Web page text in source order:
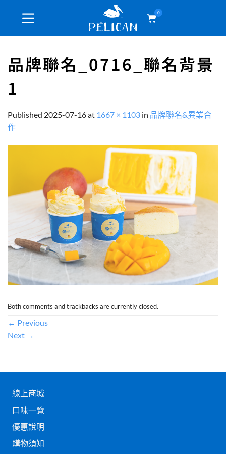
0
品牌聯名_0716_聯名背景
1
Published 2025-07-16at 1667 × 1103 in 品牌聯名&異業合
作
Both comments and trackbacks are currently closed.
← Previous
Next →
線上商城
口味一覽
優惠說明
購物須知